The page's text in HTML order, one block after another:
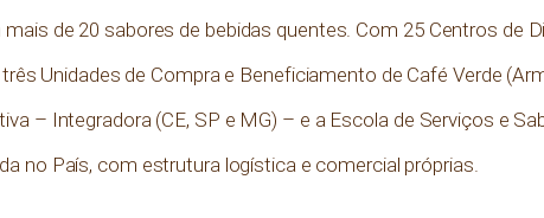
de 20 sabores de bebidas quentes. Com 25 Centros de
Unidades de Compra e Beneficiamento de Café Verde
– Integradora (CE, SP e MG) – e a Escola de Serviços e
no País, com estrutura logística e comercial próprias.